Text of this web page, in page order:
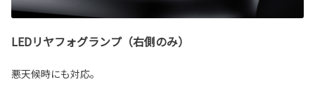
LEDリヤフォグランプ（右側のみ）
悪天候時にも対応。